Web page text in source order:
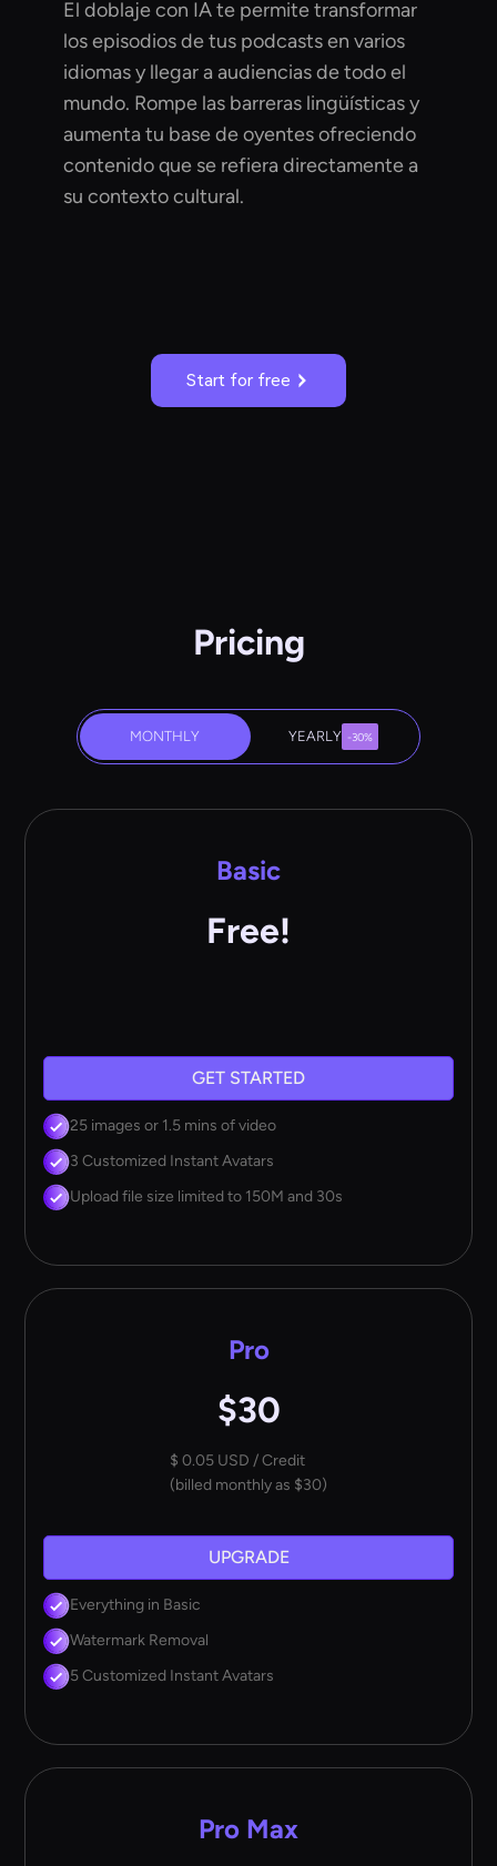
El doblaje con IA te permite transformar
los episodios de tus podcasts en varios
idiomas y llegar a audiencias de todo el
mundo. Rompe las barreras lingüísticas y
aumenta tu base de oyentes ofreciendo
contenido que se refiera directamente a
su contexto cultural.
Start for free
Pricing
MONTHLY YEARLY -30%
Basic
Free!
GET STARTED
25 images or 1.5 mins of video
3 Customized Instant Avatars
Upload file size limited to 150M and 30s
Pro
$30
$ 0.05 USD / Credit
(billed monthly as $30)
UPGRADE
Everything in Basic
Watermark Removal
5 Customized Instant Avatars
Pro Max